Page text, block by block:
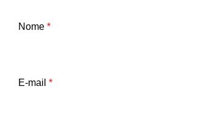
Nome *
E-mail *